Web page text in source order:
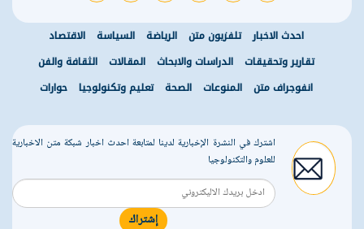
احدث الاخبار تلفزيون متن الرياضة السياسة
الاقتصاد
تقارير وتحقيقات
الدراسات والابحاث المقالات
الثقافة والفن
انفوجراف متن
المنوعات الصحة تعليم وتكنولوجيا حوارات
اشترك في النشرة الإخبارية لدينا لمتابعة احدث اخبار شبكة متن الاخبارية
للعلوم والتكنولوجيا
إشتراك